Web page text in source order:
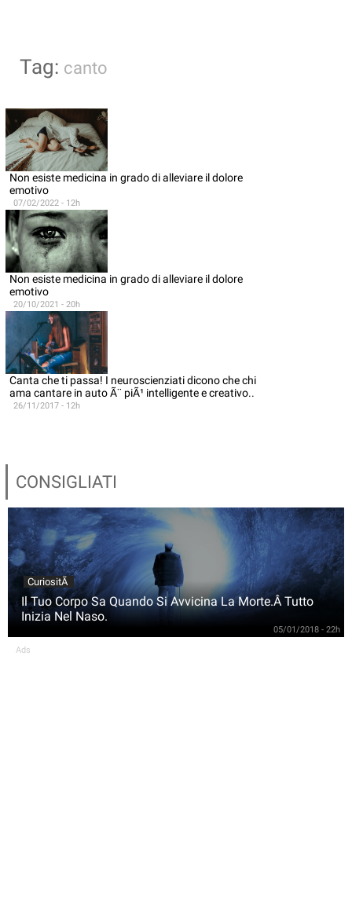
Tag: canto
Non esiste medicina in grado di alleviare il dolore
emotivo
07/02/2022 - 12h
Non esiste medicina in grado di alleviare il dolore
emotivo
20/10/2021 - 20h
Canta che ti passa! I neuroscienziati dicono che chi
ama cantare in auto Ã¨ piÃ¹ intelligente e creativo..
26/11/2017 - 12h
CONSIGLIATI
CuriositÃ
Il Tuo Corpo Sa Quando Si Avvicina La Morte.Â Tutto
Inizia Nel Naso.
05/01/2018 - 22h
Ads